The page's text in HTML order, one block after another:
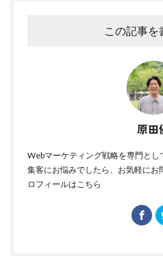
この記事を
原田
Webマーケティング戦略を専門と
集客にお悩みでしたら、お気軽にお
ロフィールはこちら